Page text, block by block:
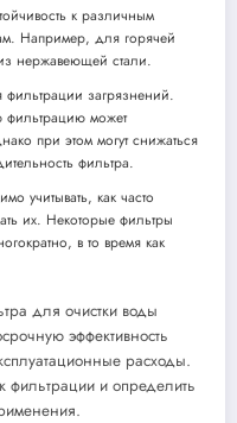
к различным
Например, для горячей
нержавеющей стали.
загрязнений.
фильтрацию может
при этом могут снижаться
фильтра.
учитывать, как часто
их. Некоторые фильтры
в то время как
для очистки воды
эффективность
расходы.
фильтрации и определить